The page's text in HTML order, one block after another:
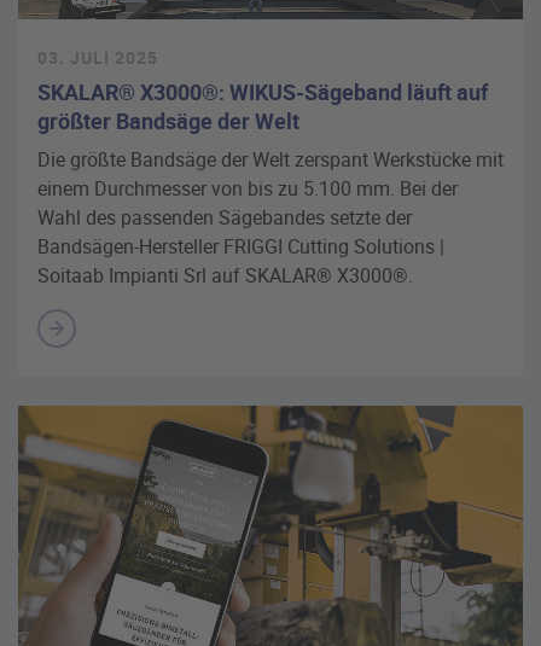
03. JULI 2025
SKALAR® X3000®: WIKUS-Sägeband läuft auf
größter Bandsäge der Welt
Die größte Bandsäge der Welt zerspant Werkstücke mit
einem Durchmesser von bis zu 5.100 mm. Bei der
Wahl des passenden Sägebandes setzte der
Bandsägen-Hersteller FRIGGI Cutting Solutions |
Soitaab Impianti Srl auf SKALAR® X3000®.